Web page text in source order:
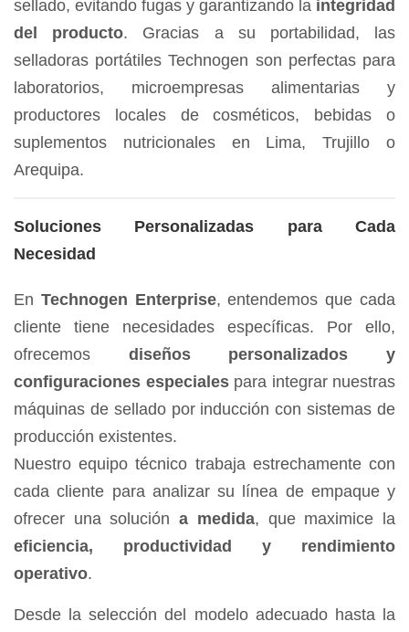
sellado, evitando fugas y garantizando la integridad
del producto. Gracias a su portabilidad, las
selladoras portátiles Technogen son perfectas para
laboratorios, microempresas alimentarias y
productores locales de cosméticos, bebidas o
suplementos nutricionales en Lima, Trujillo o
Arequipa.
Soluciones Personalizadas para Cada
Necesidad
En Technogen Enterprise, entendemos que cada
cliente tiene necesidades específicas. Por ello,
ofrecemos diseños personalizados y
configuraciones especialespara integrar nuestras
máquinas de sellado por inducción con sistemas de
producción existentes.
Nuestro equipo técnico trabaja estrechamente con
cada cliente para analizar su línea de empaque y
ofrecer una solucióna medida, que maximice la
eficiencia, productividad y rendimiento
operativo.
Desde la selección del modelo adecuado hasta la